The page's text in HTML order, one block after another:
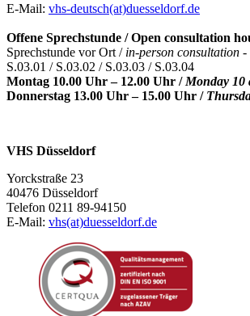
E-Mail: vhs-deutsch(at)duesseldorf.de
Offene Sprechstunde / Open consultation
Sprechstunde vor Ort / in-person consultation -
S.03.01 / S.03.02 / S.03.03 / S.03.04
Montag 10.00 Uhr – 12.00 Uhr / Monday 10
Donnerstag 13.00 Uhr – 15.00 Uhr /
VHS Düsseldorf
Yorckstraße 23
40476 Düsseldorf
Telefon 0211 89-94150
E-Mail: vhs(at)duesseldorf.de